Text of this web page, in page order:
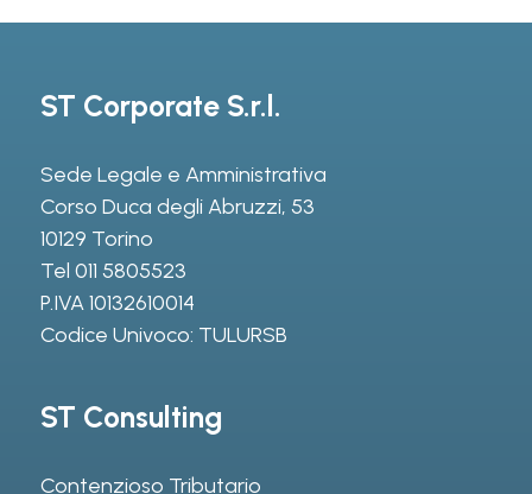
ST Corporate S.r.l.
Sede Legale e Amministrativa
Corso Duca degli Abruzzi, 53
10129 Torino
Tel 011 5805523
P.IVA 10132610014
Codice Univoco: TULURSB
ST Consulting
Contenzioso Tributario